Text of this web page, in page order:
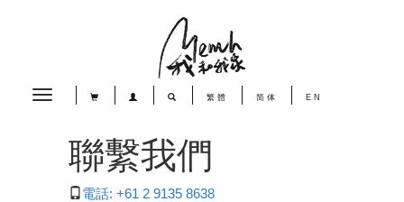
Toggle
繁體 简体 EN
聯繫我們
電話: +61 2 9135 8638